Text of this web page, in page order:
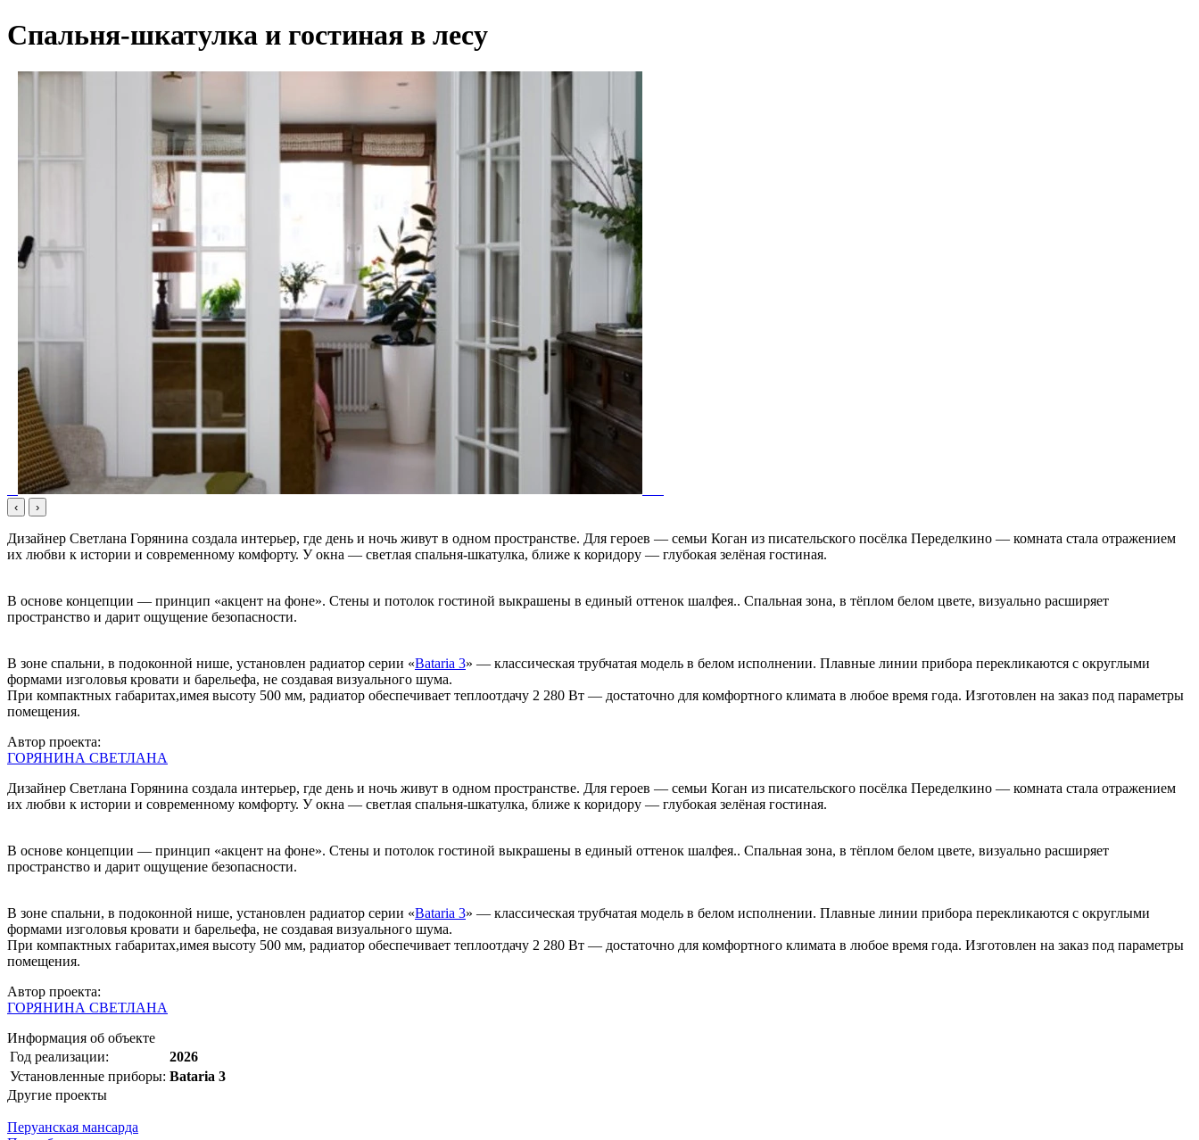
Спальня-шкатулка и гостиная в лесу
‹ ›
Дизайнер Светлана Горянина создала интерьер, где день и ночь живут в одном пространстве. Для героев — семьи Коган из писательского посёлка Переделкино — комната стала отражением
их любви к истории и современному комфорту. У окна — светлая спальня-шкатулка, ближе к коридору — глубокая зелёная гостиная.
В основе концепции — принцип «акцент на фоне». Стены и потолок гостиной выкрашены в единый оттенок шалфея.. Спальная зона, в тёплом белом цвете, визуально расширяет
пространство и дарит ощущение безопасности.
В зоне спальни, в подоконной нише, установлен радиатор серии «Bataria 3» — классическая трубчатая модель в белом исполнении. Плавные линии прибора перекликаются с округлыми
формами изголовья кровати и барельефа, не создавая визуального шума.
При компактных габаритах,имея высоту 500 мм, радиатор обеспечивает теплоотдачу 2 280 Вт — достаточно для комфортного климата в любое время года. Изготовлен на заказ под параметры
помещения.
Автор проекта:
ГОРЯНИНА СВЕТЛАНА
Дизайнер Светлана Горянина создала интерьер, где день и ночь живут в одном пространстве. Для героев — семьи Коган из писательского посёлка Переделкино — комната стала отражением
их любви к истории и современному комфорту. У окна — светлая спальня-шкатулка, ближе к коридору — глубокая зелёная гостиная.
В основе концепции — принцип «акцент на фоне». Стены и потолок гостиной выкрашены в единый оттенок шалфея.. Спальная зона, в тёплом белом цвете, визуально расширяет
пространство и дарит ощущение безопасности.
В зоне спальни, в подоконной нише, установлен радиатор серии «Bataria 3» — классическая трубчатая модель в белом исполнении. Плавные линии прибора перекликаются с округлыми
формами изголовья кровати и барельефа, не создавая визуального шума.
При компактных габаритах,имея высоту 500 мм, радиатор обеспечивает теплоотдачу 2 280 Вт — достаточно для комфортного климата в любое время года. Изготовлен на заказ под параметры
помещения.
Автор проекта:
ГОРЯНИНА СВЕТЛАНА
Информация об объекте
Год реализации:
2026
Установленные приборы: Bataria 3
Другие проекты
Перуанская мансарда